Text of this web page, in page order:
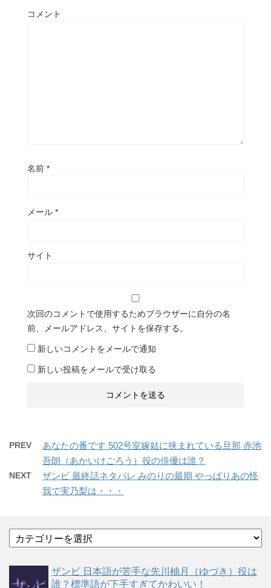
コメント
名前 *
メール *
サイト
次回のコメントで使用するためブラウザーに自分の名
前、メールアドレス、サイトを保存する。
新しいコメントをメールで通知
新しい投稿をメールで受け取る
PREV
あなたの番です 502号室嫁姑に挟まれている旦那 赤池
吾朗（あかいけごろう）役の俳優は誰？
NEXT
ザンビ 最終話ネタバレ みのりの最期 やっぱりあの怪
我で実乃梨は・・・
テ
ー
ザンビ 日本語が苦手な先川柚月（ゆづき）役は
誰？標準語が下手すぎてかわいい！